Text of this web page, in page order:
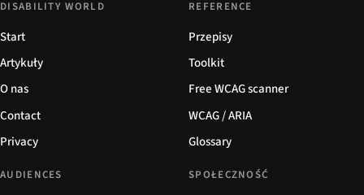
DISABILITY WORLD
Start
Artykuły
O nas
Contact
Privacy
REFERENCE
Przepisy
Toolkit
Free WCAG scanner
WCAG / ARIA
Glossary
AUDIENCES SPOŁECZNOŚĆ